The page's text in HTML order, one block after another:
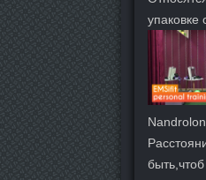
упаковке